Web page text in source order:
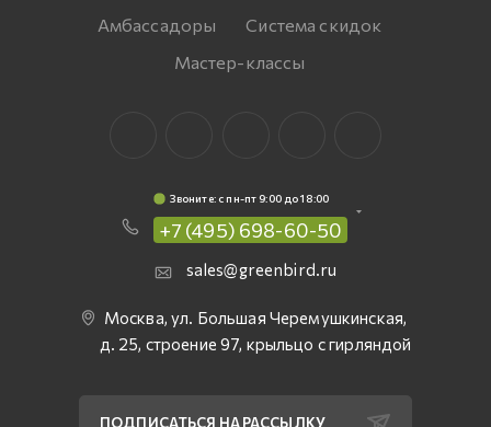
Амбассадоры
Система скидок
Мастер-классы
Звоните: c пн-пт 9:00 до 18:00
+7 (495) 698-60-50
sales@greenbird.ru
Москва, ул. Большая Черемушкинская,
д. 25, строение 97, крыльцо с гирляндой
ПОДПИСАТЬСЯ НА РАССЫЛКУ